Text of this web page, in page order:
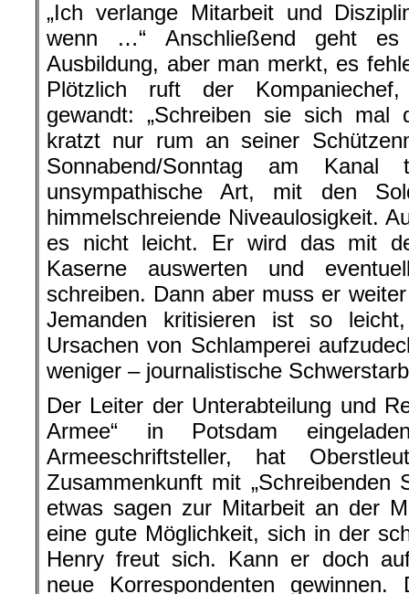
„Ich verlange Mitarbeit und
wenn …“ Anschließend geht
Ausbildung, aber man merkt, es
Plötzlich ruft der
gewandt: „Schreiben sie sich
kratzt nur rum an seiner
Sonnabend/Sonntag am Kanal
unsympathische Art, mit den
himmelschreiende Niveaulosigkeit.
es nicht leicht. Er wird das mit
Kaserne auswerten und
schreiben. Dann aber muss er
Jemanden kritisieren ist so
Ursachen von Schlamperei
weniger – journalistische
Der Leiter der Unterabteilung und
Armee“ in Potsdam
Armeeschriftsteller, hat
Zusammenkunft mit „Schreibenden
etwas sagen zur Mitarbeit an der
eine gute Möglichkeit, sich in der
Henry freut sich. Kann er doch
neue Korrespondenten